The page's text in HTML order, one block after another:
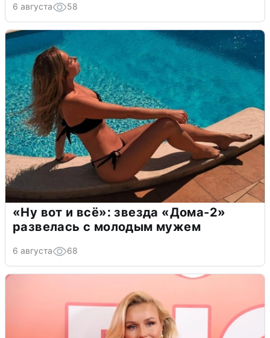
6 августа 58
«Ну вот и всё»: звезда «Дома-2»
развелась с молодым мужем
6 августа 68